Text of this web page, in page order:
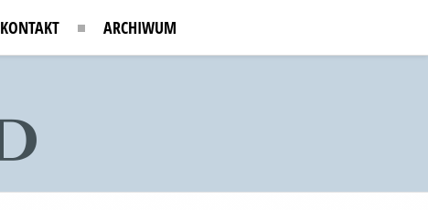
KONTAKT ARCHIWUM